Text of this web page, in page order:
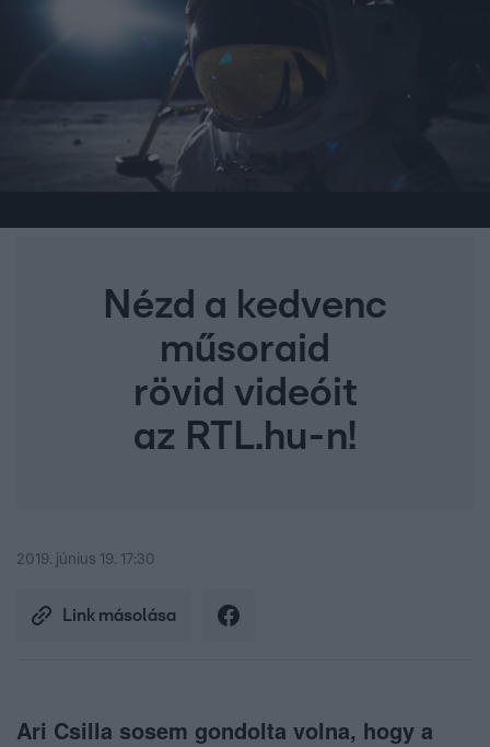
Nézd a kedvenc
műsoraid
rövid videóit
az RTL.hu-n!
2019. június 19. 17:30
Link másolása
Ari Csilla sosem gondolta volna, hogy a